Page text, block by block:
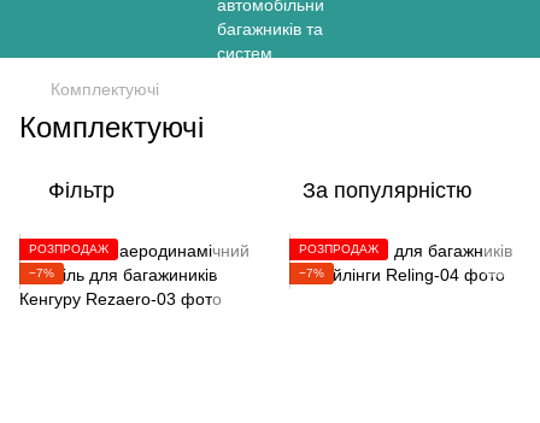
Комплектуючі
Комплектуючі
Фільтр За популярністю
РОЗПРОДАЖ
−7%
РОЗПРОДАЖ
−7%